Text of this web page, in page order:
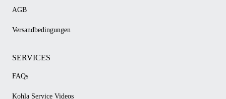
AGB
Versandbedingungen
SERVICES
FAQs
Kohla Service Videos